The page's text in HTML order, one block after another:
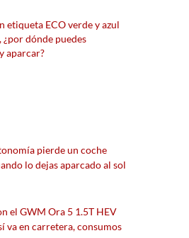
etiqueta ECO verde y azul
dónde puedes
aparcar?
pierde un coche
lo dejas aparcado al sol
el GWM Ora 5 1.5T HEV
va en carretera, consumos